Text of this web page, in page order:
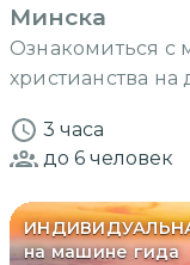
Минска
Ознакомиться с
христианства
3 часа
до 6 человек
на машине гида